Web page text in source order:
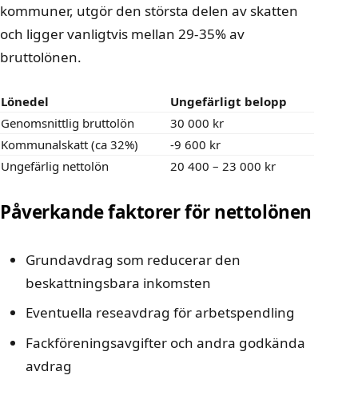
kommuner, utgör den största delen av skatten
och ligger vanligtvis mellan 29-35% av
bruttolönen.
Lönedel
Ungefärligt belopp
Genomsnittlig bruttolön
30 000 kr
Kommunalskatt (ca 32%)
-9 600 kr
Ungefärlig nettolön
20 400 – 23 000 kr
Påverkande faktorer för nettolönen
Grundavdrag som reducerar den
beskattningsbara inkomsten
Eventuella reseavdrag för arbetspendling
Fackföreningsavgifter och andra godkända
avdrag